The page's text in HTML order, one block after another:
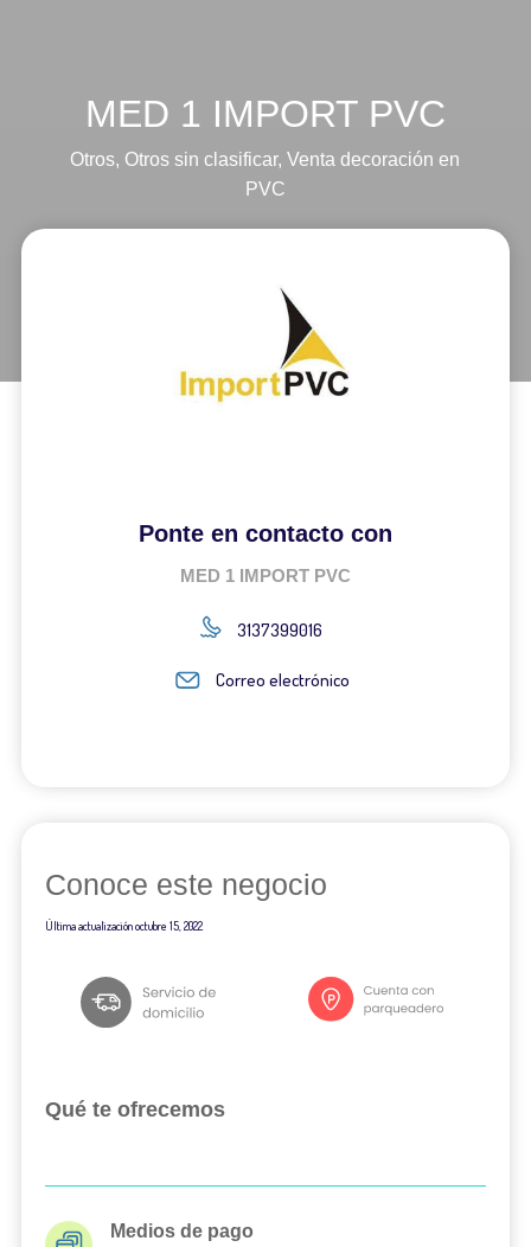
MED 1 IMPORT PVC
Otros, Otros sin clasificar,Venta decoración en
PVC
Ponte en contacto con
MED 1 IMPORT PVC
3137399016
Correo electrónico
Conoce este negocio
Última actualizaciónoctubre 15, 2022
Qué te ofrecemos
Medios de pago